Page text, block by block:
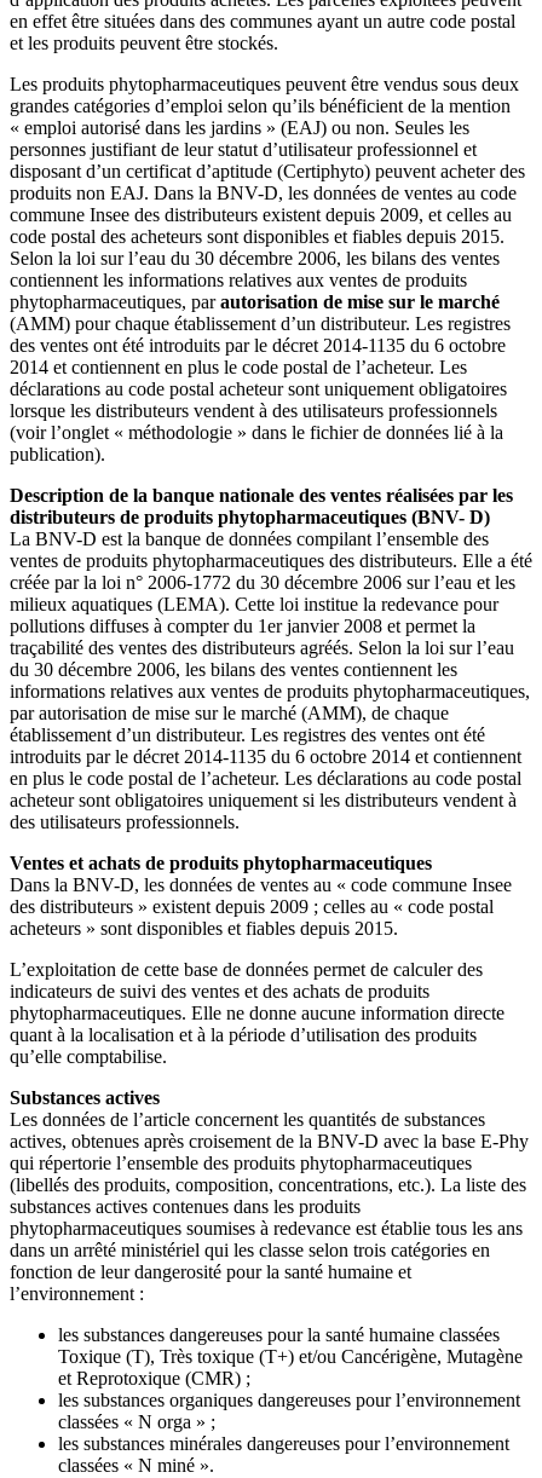
en effet être situées dans des communes ayant un autre code postal
et les produits peuvent être stockés.
Les produits phytopharmaceutiques peuvent être vendus sous deux
grandes catégories d’emploi selon qu’ils bénéficient de la mention
« emploi autorisé dans les jardins » (EAJ) ou non. Seules les
personnes justifiant de leur statut d’utilisateur professionnel et
disposant d’un certificat d’aptitude (Certiphyto) peuvent acheter des
produits non EAJ. Dans la BNV-D, les données de ventes au code
commune Insee des distributeurs existent depuis 2009, et celles au
code postal des acheteurs sont disponibles et fiables depuis 2015.
Selon la loi sur l’eau du 30 décembre 2006, les bilans des ventes
contiennent les informations relatives aux ventes de produits
phytopharmaceutiques, parautorisation de mise sur le marché
(AMM) pour chaque établissement d’un distributeur. Les registres
des ventes ont été introduits par le décret 2014-1135 du 6 octobre
2014 et contiennent en plus le code postal de l’acheteur. Les
déclarations au code postal acheteur sont uniquement obligatoires
lorsque les distributeurs vendent à des utilisateurs professionnels
(voir l’onglet « méthodologie » dans le fichier de données lié à la
publication).
Description de la banque nationale des ventes réalisées par les
distributeurs de produits phytopharmaceutiques (BNV- D)
La BNV-D est la banque de données compilant l’ensemble des
ventes de produits phytopharmaceutiques des distributeurs. Elle a été
créée par la loi n° 2006-1772 du 30 décembre 2006 sur l’eau et les
milieux aquatiques (LEMA). Cette loi institue la redevance pour
pollutions diffuses à compter du 1er janvier 2008 et permet la
traçabilité des ventes des distributeurs agréés. Selon la loi sur l’eau
du 30 décembre 2006, les bilans des ventes contiennent les
informations relatives aux ventes de produits phytopharmaceutiques,
par autorisation de mise sur le marché (AMM), de chaque
établissement d’un distributeur. Les registres des ventes ont été
introduits par le décret 2014-1135 du 6 octobre 2014 et contiennent
en plus le code postal de l’acheteur. Les déclarations au code postal
acheteur sont obligatoires uniquement si les distributeurs vendent à
des utilisateurs professionnels.
Ventes et achats de produits phytopharmaceutiques
Dans la BNV-D, les données de ventes au « code commune Insee
des distributeurs » existent depuis 2009 ; celles au « code postal
acheteurs » sont disponibles et fiables depuis 2015.
L’exploitation de cette base de données permet de calculer des
indicateurs de suivi des ventes et des achats de produits
phytopharmaceutiques. Elle ne donne aucune information directe
quant à la localisation et à la période d’utilisation des produits
qu’elle comptabilise.
Substances actives
Les données de l’article concernent les quantités de substances
actives, obtenues après croisement de la BNV-D avec la base E-Phy
qui répertorie l’ensemble des produits phytopharmaceutiques
(libellés des produits, composition, concentrations, etc.). La liste des
substances actives contenues dans les produits
phytopharmaceutiques soumises à redevance est établie tous les ans
dans un arrêté ministériel qui les classe selon trois catégories en
fonction de leur dangerosité pour la santé humaine et
l’environnement :
les substances dangereuses pour la santé humaine classées
Toxique (T), Très toxique (T+) et/ou Cancérigène, Mutagène
et Reprotoxique (CMR) ;
les substances organiques dangereuses pour l’environnement
classées « N orga » ;
les substances minérales dangereuses pour l’environnement
classées « N miné ».